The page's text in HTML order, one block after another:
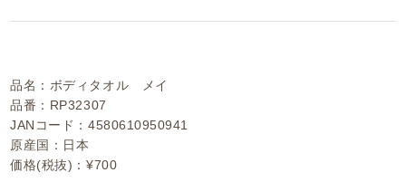
品名：ボディタオル メイ
品番：RP32307
JANコード：4580610950941
原産国：日本
価格(税抜)：¥700